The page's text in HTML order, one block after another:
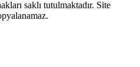
saklı tutulmaktadır. Site